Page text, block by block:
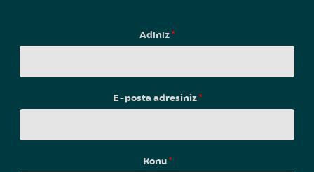
Adınız*
E-posta adresiniz*
Konu*